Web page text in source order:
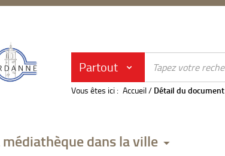
Partout
Vous êtes ici : Accueil/ Détail du document
médiathèque dans la ville